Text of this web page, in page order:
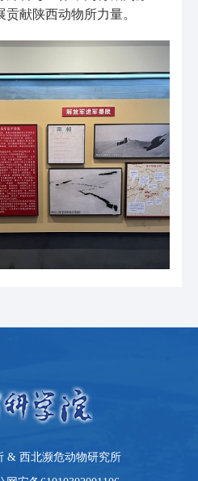
献陕西动物所力量。
& 西北濒危动物研究所